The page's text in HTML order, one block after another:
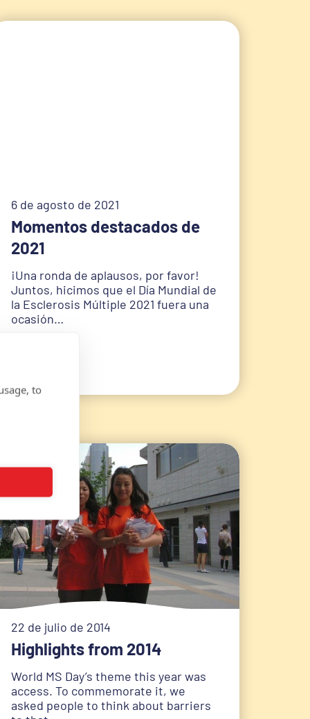
Momentos destacados de
2021
6 de agosto de 2021
‎¡Una ronda de aplausos, por favor!
Juntos, hicimos que el Día Mundial de
la Esclerosis Múltiple 2021 fuera una
ocasión…
Highlights from 2014
22 de julio de 2014
World MS Day’s theme this year was
access. To commemorate it, we
asked people to think about barriers
to